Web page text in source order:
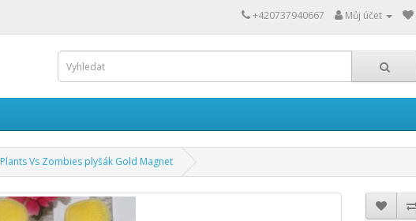
+420737940667 Můj účet
Plants Vs Zombies plyšák Gold Magnet